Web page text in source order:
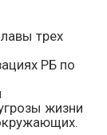
трех
РБ по
жизни